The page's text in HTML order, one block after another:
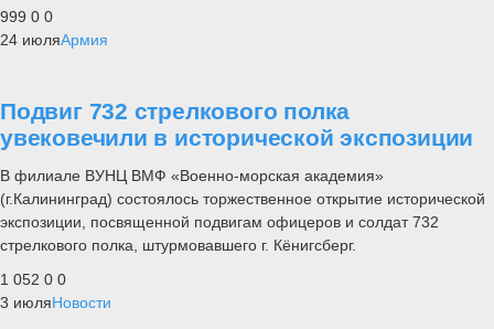
999 0 0
24 июляАрмия
Подвиг 732 стрелкового полка
увековечили в исторической экспозиции
В филиале ВУНЦ ВМФ «Военно-морская академия»
(г.Калининград) состоялось торжественное открытие исторической
экспозиции, посвященной подвигам офицеров и солдат 732
стрелкового полка, штурмовавшего г. Кёнигсберг.
1 052 0 0
3 июляНовости